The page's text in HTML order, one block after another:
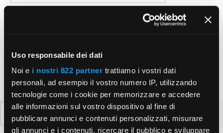
Uso responsabile dei dati
Noi e i nostri 822 partner trattiamo i vostri dati
personali, ad esempio il vostro numero IP, utilizzando
tecnologie come i cookie per memorizzare e accedere
alle informazioni sul vostro dispositivo al fine di
pubblicare annunci e contenuti personalizzati, misurare
gli annunci e i contenuti, ricercare il pubblico e sviluppare
Salva il mio nome, email e sito web in questo
browser per la prossima volta che commento.
Ricerca
per: